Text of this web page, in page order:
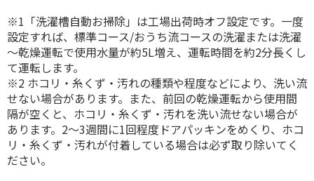
※1「洗濯槽自動お掃除」は工場出荷時オフ設定です。一度
設定すれば、標準コース/おうち流コースの洗濯または洗濯
～乾燥運転で使用水量が約5L増え、運転時間を約2分長くし
て運転します。
※2 ホコリ・糸くず・汚れの種類や程度などにより、洗い流
せない場合があります。また、前回の乾燥運転から使用間
隔が空くと、ホコリ・糸くず・汚れを洗い流せない場合が
あります。2～3週間に1回程度ドアパッキンをめくり、ホコ
リ・糸くず・汚れが付着している場合は必ず取り除いてく
ださい。